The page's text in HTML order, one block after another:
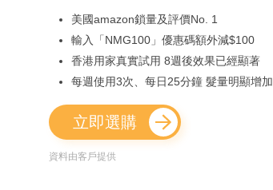
美國amazon鎖量及評價No. 1
輸入「NMG100」優惠碼額外減$100
香港用家真實試用 8週後效果已經顯著
每週使用3次、每日25分鐘 髮量明顯增加
立即選購
資料由客戶提供